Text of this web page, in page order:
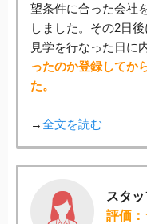
望条件に合った会社
しました。その2日
見学を行なった日に
ったのか登録してか
た。
→全文を読む
スタ
評価